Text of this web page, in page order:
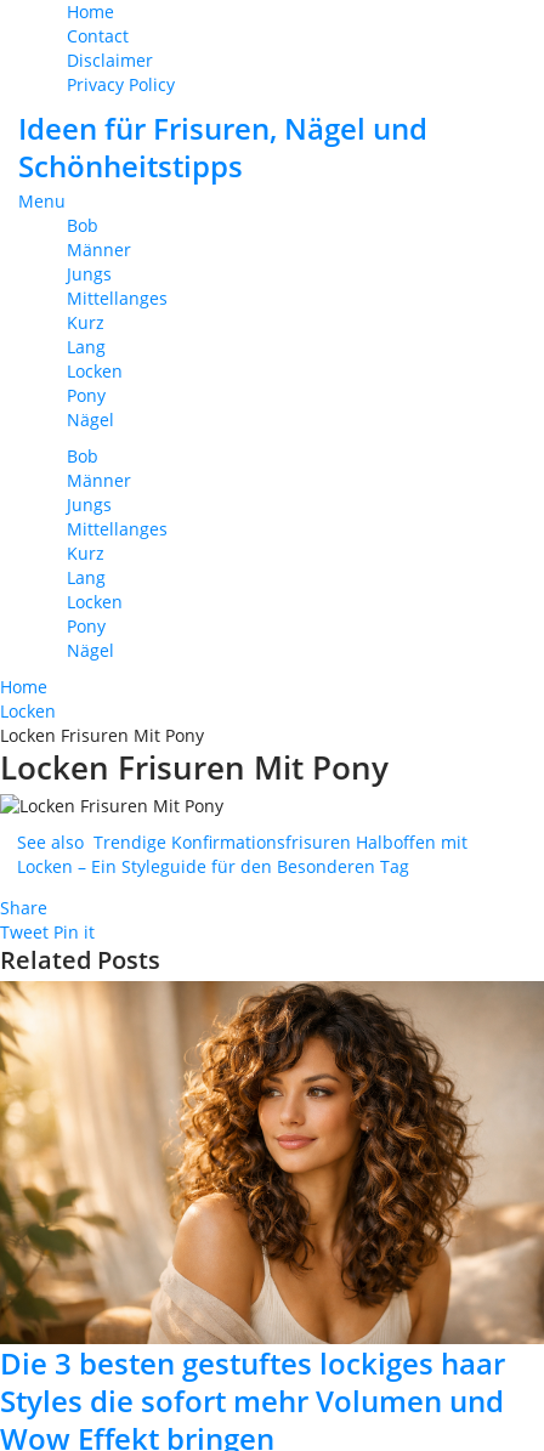
Home
Contact
Disclaimer
Privacy Policy
Ideen für Frisuren, Nägel und
Schönheitstipps
Menu
Bob
Männer
Jungs
Mittellanges
Kurz
Lang
Locken
Pony
Nägel
Bob
Männer
Jungs
Mittellanges
Kurz
Lang
Locken
Pony
Nägel
Home
Locken
Locken Frisuren Mit Pony
Locken Frisuren Mit Pony
See also Trendige Konfirmationsfrisuren Halboffen mit
Locken – Ein Styleguide für den Besonderen Tag
Share
Tweet Pin it
Related Posts
Die 3 besten gestuftes lockiges haar
Styles die sofort mehr Volumen und
Wow Effekt bringen